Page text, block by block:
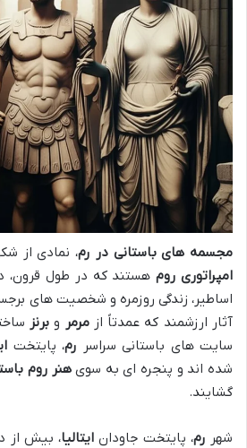
مجسمه های باستانی در رم، نمادی از
امپراتوری رومهستند که در طول قرون،
اساطیر، زندگی روزمره و شخصیت های
آثار ارزشمند که عمدتاً ازمرمر و برنز
سایت های باستانی سراسر رم، پایتخت
شده اند و پنجره ای به سویهنر روم
گشایند.
شهر رم، پایتخت جاودانایتالیا، بیش از